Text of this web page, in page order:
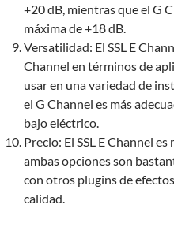
+20 dB, mientras que el G
máxima de +18 dB.
Versatilidad: El SSL E
Channel en términos de
usar en una variedad de
el G Channel es más
bajo eléctrico.
Precio: El SSL E Channel
ambas opciones son
con otros plugins de
calidad.